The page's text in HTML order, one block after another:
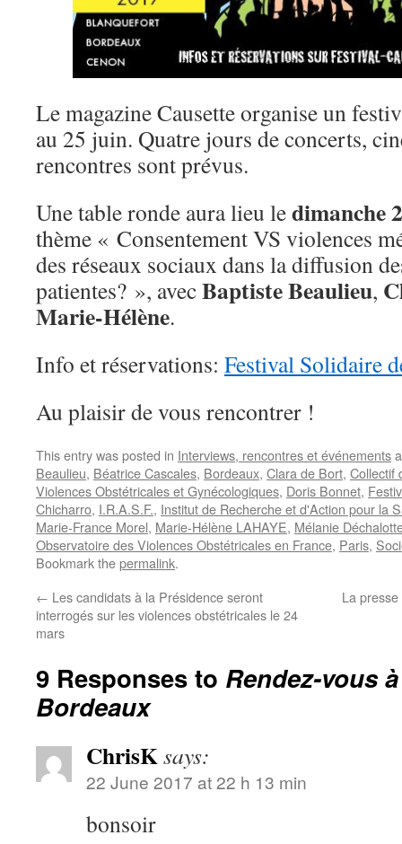
Le magazine Causette organise un
au 25 juin. Quatre jours de concerts,
rencontres sont prévus.
Une table ronde aura lieu ledimanche
thème « Consentement VS violences
des réseaux sociaux dans la diffusion
patientes? », avecBaptiste Beaulieu,
Marie-Hélène.
Info et réservations: Festival Solidaire
Au plaisir de vous rencontrer !
This entry was posted in Interviews, rencontres et événements
Beaulieu, Béatrice Cascales, Bordeaux, Clara de Bort, Collectif
Violences Obstétricales et Gynécologiques, Doris Bonnet,
Chicharro, I.R.A.S.F., Institut de Recherche et d'Action pour la
Marie-France Morel, Marie-Hélène LAHAYE, Mélanie
Observatoire des Violences Obstétricales en France, Paris,
Bookmark thepermalink.
← Les candidats à la Présidence seront
interrogés sur les violences obstétricales le 24
mars
La
9 Responses to Rendez-vous
Bordeaux
ChrisKsays:
22 June 2017 at 22 h 13 min
bonsoir